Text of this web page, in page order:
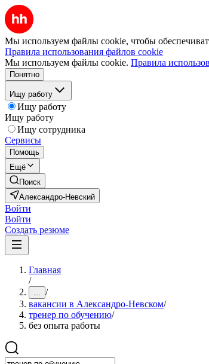
Мы используем файлы cookie, чтобы
Правила использования файлов cookie
Мы используем файлы cookie. Правила
Понятно
Ищу работу
Ищу работу
Ищу работу
Ищу сотрудника
Сервисы
Помощь
Ещё
Поиск
Александро-Невский
Войти
Войти
Создать резюме
Главная
/
... /
вакансии в Александро-Невском/
тренер по обучению/
без опыта работы